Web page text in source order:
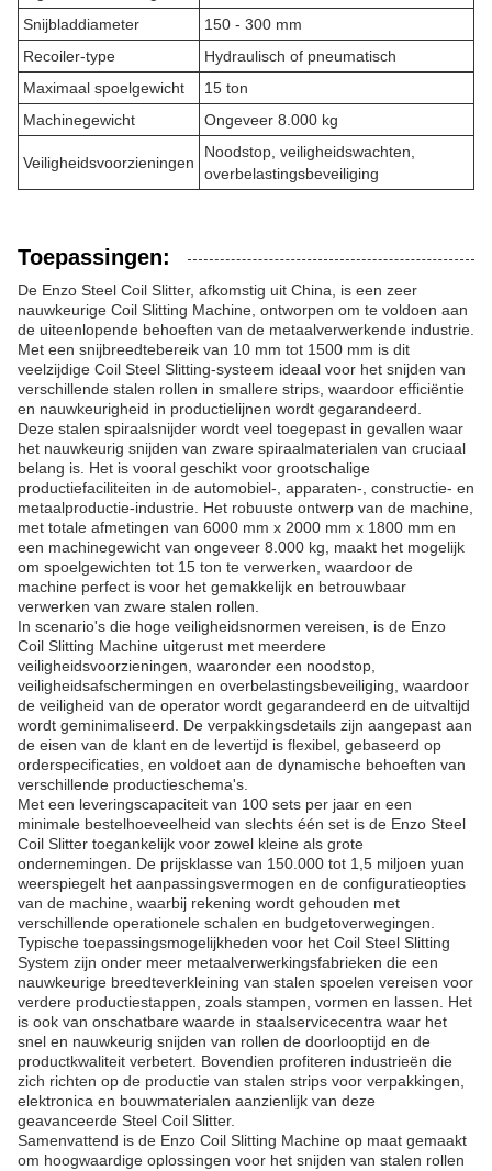
Snijbladdiameter
150 - 300 mm
Recoiler-type
Hydraulisch of pneumatisch
Maximaal spoelgewicht
15 ton
Machinegewicht
Ongeveer 8.000 kg
Veiligheidsvoorzieningen
Noodstop, veiligheidswachten,
overbelastingsbeveiliging
Toepassingen:
De Enzo Steel Coil Slitter, afkomstig uit China, is een zeer
nauwkeurige Coil Slitting Machine, ontworpen om te voldoen aan
de uiteenlopende behoeften van de metaalverwerkende industrie.
Met een snijbreedtebereik van 10 mm tot 1500 mm is dit
veelzijdige Coil Steel Slitting-systeem ideaal voor het snijden van
verschillende stalen rollen in smallere strips, waardoor efficiëntie
en nauwkeurigheid in productielijnen wordt gegarandeerd.
Deze stalen spiraalsnijder wordt veel toegepast in gevallen waar
het nauwkeurig snijden van zware spiraalmaterialen van cruciaal
belang is. Het is vooral geschikt voor grootschalige
productiefaciliteiten in de automobiel-, apparaten-, constructie- en
metaalproductie-industrie. Het robuuste ontwerp van de machine,
met totale afmetingen van 6000 mm x 2000 mm x 1800 mm en
een machinegewicht van ongeveer 8.000 kg, maakt het mogelijk
om spoelgewichten tot 15 ton te verwerken, waardoor de
machine perfect is voor het gemakkelijk en betrouwbaar
verwerken van zware stalen rollen.
In scenario's die hoge veiligheidsnormen vereisen, is de Enzo
Coil Slitting Machine uitgerust met meerdere
veiligheidsvoorzieningen, waaronder een noodstop,
veiligheidsafschermingen en overbelastingsbeveiliging, waardoor
de veiligheid van de operator wordt gegarandeerd en de uitvaltijd
wordt geminimaliseerd. De verpakkingsdetails zijn aangepast aan
de eisen van de klant en de levertijd is flexibel, gebaseerd op
orderspecificaties, en voldoet aan de dynamische behoeften van
verschillende productieschema's.
Met een leveringscapaciteit van 100 sets per jaar en een
minimale bestelhoeveelheid van slechts één set is de Enzo Steel
Coil Slitter toegankelijk voor zowel kleine als grote
ondernemingen. De prijsklasse van 150.000 tot 1,5 miljoen yuan
weerspiegelt het aanpassingsvermogen en de configuratieopties
van de machine, waarbij rekening wordt gehouden met
verschillende operationele schalen en budgetoverwegingen.
Typische toepassingsmogelijkheden voor het Coil Steel Slitting
System zijn onder meer metaalverwerkingsfabrieken die een
nauwkeurige breedteverkleining van stalen spoelen vereisen voor
verdere productiestappen, zoals stampen, vormen en lassen. Het
is ook van onschatbare waarde in staalservicecentra waar het
snel en nauwkeurig snijden van rollen de doorlooptijd en de
productkwaliteit verbetert. Bovendien profiteren industrieën die
zich richten op de productie van stalen strips voor verpakkingen,
elektronica en bouwmaterialen aanzienlijk van deze
geavanceerde Steel Coil Slitter.
Samenvattend is de Enzo Coil Slitting Machine op maat gemaakt
om hoogwaardige oplossingen voor het snijden van stalen rollen